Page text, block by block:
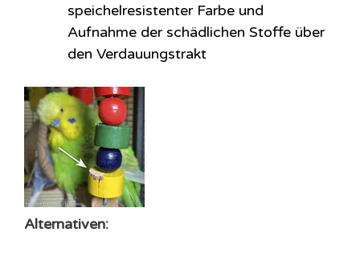
speichelresistenter Farbe und
Aufnahme der schädlichen Stoffe über
den Verdauungstrakt
Alternativen: